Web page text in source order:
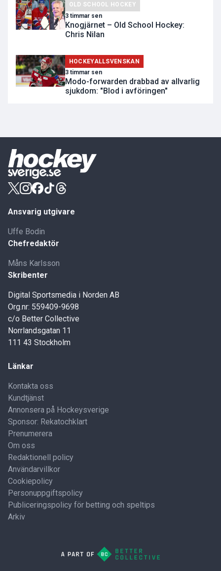
OLD SCHOOL HOCKEY
3 timmar sen
Knogjärnet – Old School Hockey:
Chris Nilan
HOCKEYALLSVENSKAN
3 timmar sen
Modo-forwarden drabbad av allvarlig
sjukdom: "Blod i avföringen"
Ansvarig utgivare
Uffe Bodin
Chefredaktör
Måns Karlsson
Skribenter
Digital Sportsmedia i Norden AB
Org.nr: 559409-9698
c/o Better Collective
Norrlandsgatan 11
111 43 Stockholm
Länkar
Kontakta oss
Kundtjänst
Annonsera på Hockeysverige
Sponsor: Rekatochklart
Prenumerera
Om oss
Redaktionell policy
Användarvillkor
Cookiepolicy
Personuppgiftspolicy
Publiceringspolicy för betting och speltips
Arkiv